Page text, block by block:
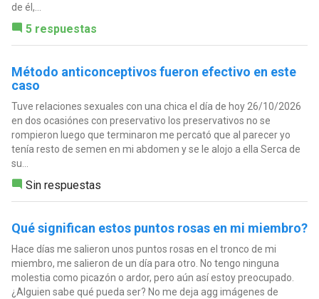
de él,...
5 respuestas
Método anticonceptivos fueron efectivo en este
caso
Tuve relaciones sexuales con una chica el día de hoy 26/10/2026
en dos ocasiónes con preservativo los preservativos no se
rompieron luego que terminaron me percató que al parecer yo
tenía resto de semen en mi abdomen y se le alojo a ella Serca de
su...
Sin respuestas
Qué significan estos puntos rosas en mi miembro?
Hace días me salieron unos puntos rosas en el tronco de mi
miembro, me salieron de un día para otro. No tengo ninguna
molestia como picazón o ardor, pero aún así estoy preocupado.
¿Alguien sabe qué pueda ser? No me deja agg imágenes de